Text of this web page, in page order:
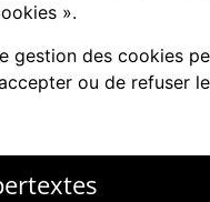
».
gestion des cookies
ou de refuser